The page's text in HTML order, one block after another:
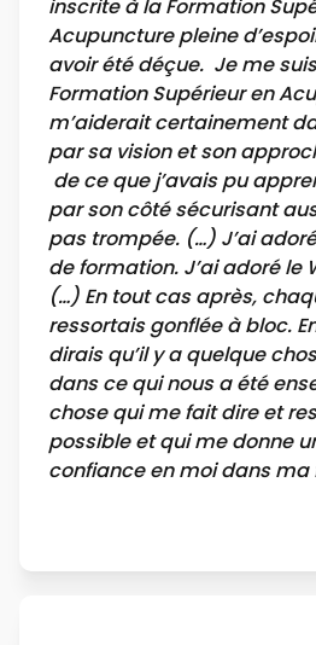
inscrite à la Formation
Acupuncture pleine
avoir été déçue. Je me
Formation Supérieur en
m’aiderait certainement
par sa vision et son
de ce que j’avais pu
par son côté sécurisant
pas trompée. (…) J’ai
de formation. J’ai adoré le
(…) En tout cas après,
ressortais gonflée à bloc.
dirais qu’il y a quelque
dans ce qui nous a été
chose qui me fait dire et
possible et qui me donne
confiance en moi dans ma